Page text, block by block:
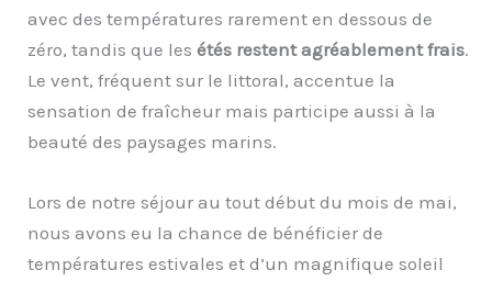
avec des températures rarement en dessous de
zéro, tandis que les étés restent agréablement frais.
Le vent, fréquent sur le littoral, accentue la
sensation de fraîcheur mais participe aussi à la
beauté des paysages marins.
Lors de notre séjour au tout début du mois de mai,
nous avons eu la chance de bénéficier de
températures estivales et d’un magnifique soleil